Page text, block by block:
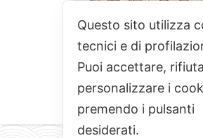
Questo sito utilizza
tecnici e di
Puoi accettare,
personalizzare i
premendo i pulsanti
desiderati.